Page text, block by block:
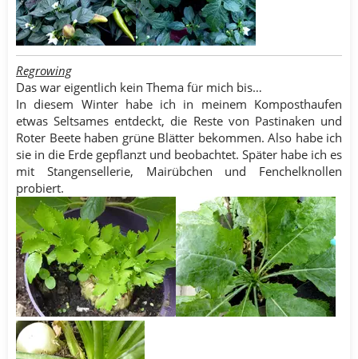
Regrowing
Das war eigentlich kein Thema für mich bis…
In diesem Winter habe ich in meinem Komposthaufen
etwas Seltsames entdeckt, die Reste von Pastinaken und
Roter Beete haben grüne Blätter bekommen. Also habe ich
sie in die Erde gepflanzt und beobachtet. Später habe ich es
mit Stangensellerie, Mairübchen und Fenchelknollen
probiert.